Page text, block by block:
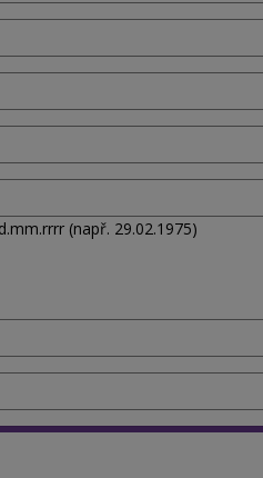
(např. 29.02.1975)